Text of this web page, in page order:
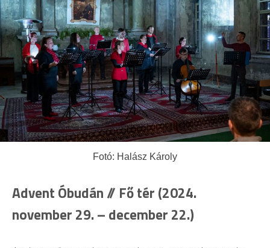
Fotó: Halász Károly
Advent Óbudán // Fő tér (2024.
november 29. – december 22.)